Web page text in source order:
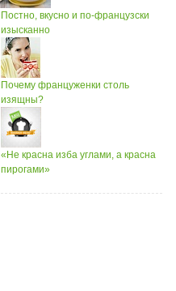
Постно, вкусно и по-французски
изысканно
Почему француженки столь
изящны?
«Не красна изба углами, а красна
пирогами»